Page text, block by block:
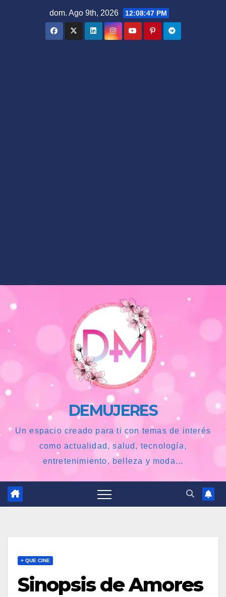
dom. Ago 9th, 2026 12:08:48 PM
DEMUJERES
Un espacio creado para ti con temas de interés
como actualidad, salud, tecnología,
entretenimiento, belleza y moda...
+ QUE CINE
Sinopsis de Amores